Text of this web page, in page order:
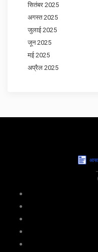
सितंबर 2025
अगस्त 2025
जुलाई 2025
जून 2025
मई 2025
अप्रैल 2025